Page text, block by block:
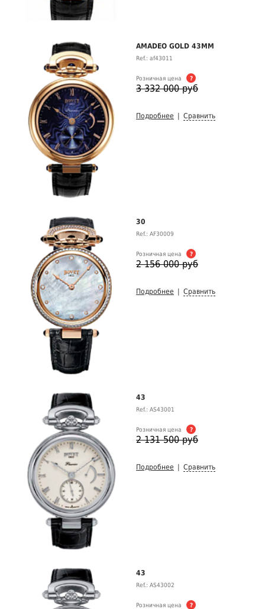
AMADEO GOLD 43MM
Ref.: af43011
Розничная цена ?
3 332 000 руб
Подробнее Сравнить
30
Ref.: AF30009
Розничная цена ?
2 156 000 руб
Подробнее Сравнить
43
Ref.: AS43001
Розничная цена ?
2 131 500 руб
Подробнее Сравнить
43
Ref.: AS43002
Розничная цена ?